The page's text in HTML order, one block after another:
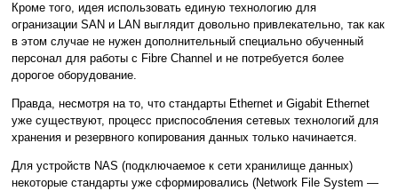
Кроме того, идея использовать единую технологию для
огранизации SAN и LAN выглядит довольно привлекательно, так как
в этом случае не нужен дополнительный специально обученный
персонал для работы с Fibre Channel и не потребуется более
дорогое оборудование.
Правда, несмотря на то, что стандарты Ethernet и Gigabit Ethernet
уже существуют, процесс приспособления сетевых технологий для
хранения и резервного копирования данных только начинается.
Для устройств NAS (подключаемое к сети хранилище данных)
некоторые стандарты уже сформировались (Network File System —